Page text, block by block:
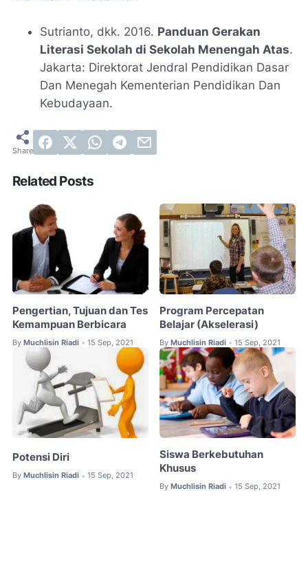
Sutrianto, dkk. 2016. Panduan Gerakan
Literasi Sekolah di Sekolah Menengah Atas.
Jakarta: Direktorat Jendral Pendidikan Dasar
Dan Menegah Kementerian Pendidikan Dan
Kebudayaan.
Related Posts
Pengertian, Tujuan dan Tes
Kemampuan Berbicara
By Muchlisin Riadi • 15 Sep, 2021
Program Percepatan
Belajar (Akselerasi)
By Muchlisin Riadi • 15 Sep, 2021
Potensi Diri
By Muchlisin Riadi • 15 Sep, 2021
Siswa Berkebutuhan
Khusus
By Muchlisin Riadi • 15 Sep, 2021